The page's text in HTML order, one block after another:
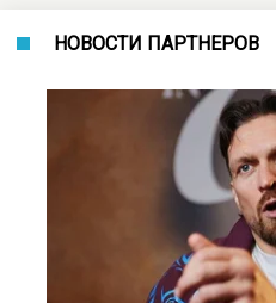
НОВОСТИ ПАРТНЕРОВ